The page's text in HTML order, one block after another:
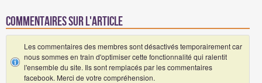
Commentaires sur l'article
Les commentaires des membres sont désactivés temporairement car
nous sommes en train d'optimiser cette fonctionnalité qui ralentit
l'ensemble du site. Ils sont remplacés par les commentaires
facebook. Merci de votre compréhension.